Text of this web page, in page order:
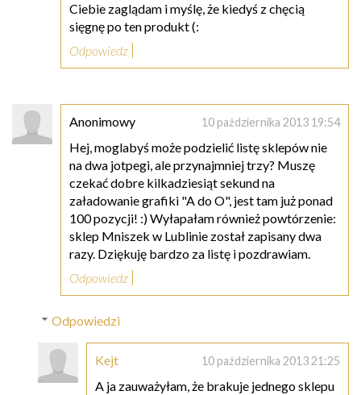
Ciebie zaglądam i myślę, że kiedyś z chęcią
sięgnę po ten produkt (:
Odpowiedz
Anonimowy 10 października 2013 19:54
Hej, moglabyś może podzielić listę sklepów nie
na dwa jotpegi, ale przynajmniej trzy? Muszę
czekać dobre kilkadziesiąt sekund na
załadowanie grafiki "A do O", jest tam już ponad
100 pozycji! :) Wyłapałam również powtórzenie:
sklep Mniszek w Lublinie został zapisany dwa
razy. Dziękuję bardzo za listę i pozdrawiam.
Odpowiedz
Odpowiedzi
Kejt 10 października 2013 21:25
A ja zauważyłam, że brakuje jednego sklepu